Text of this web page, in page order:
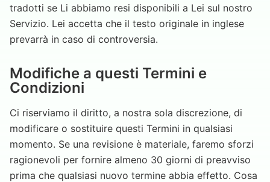
tradotti se Li abbiamo resi disponibili a Lei sul nostro
Servizio. Lei accetta che il testo originale in inglese
prevarrà in caso di controversia.
Modifiche a questi Termini e
Condizioni
Ci riserviamo il diritto, a nostra sola discrezione, di
modificare o sostituire questi Termini in qualsiasi
momento. Se una revisione è materiale, faremo sforzi
ragionevoli per fornire almeno 30 giorni di preavviso
prima che qualsiasi nuovo termine abbia effetto. Cosa